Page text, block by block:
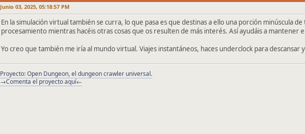
Junio 03, 2025, 05:18:57 PM
En la simulación virtual también se curra, lo que pasa es que destinas a ello una porción minúscula de
procesamiento mientras hacéis otras cosas que os resulten de más interés. Así ayudáis a mantener
Yo creo que también me iría al mundo virtual. Viajes instantáneos, haces underclock para descansar
Proyecto: Open Dungeon, el dungeon crawler universal.
→Comenta el proyecto aquí←